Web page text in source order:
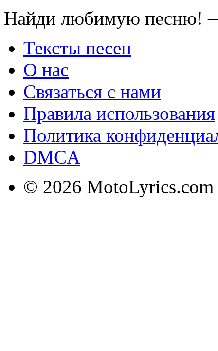
Найди любимую песню!
Тексты песен
О нас
Связаться с нами
Правила использования
Политика
DMCA
© 2026